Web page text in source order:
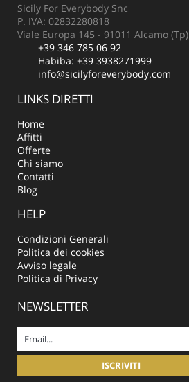
Sicily For Everybody Snc
P. IVA: 02832280818
Viale Europa 145 - 91011 Alcamo (Tp)
+39 346 785 06 92
Habiba: +39 3938271999
info@sicilyforeverybody.com
LINKS DIRETTI
Home
Affitti
Offerte
Chi siamo
Contatti
Blog
HELP
Condizioni Generali
Politica dei cookies
Avviso legale
Politica di Privacy
NEWSLETTER